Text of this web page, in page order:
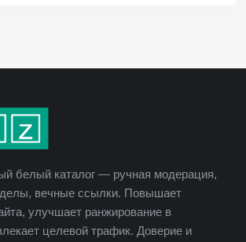
белый каталог — ручная модерация,
вечные ссылки. Повышает
улучшает ранжирование в
целевой трафик. Доверие и